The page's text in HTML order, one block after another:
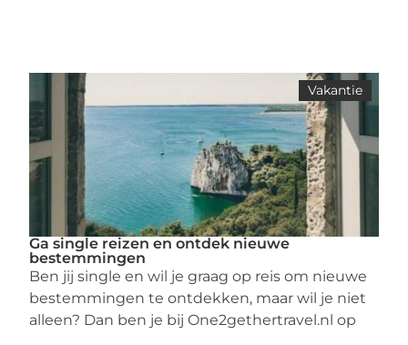
Vakantie
Ga single reizen en ontdek nieuwe
bestemmingen
Ben jij single en wil je graag op reis om nieuwe
bestemmingen te ontdekken, maar wil je niet
alleen? Dan ben je bij One2gethertravel.nl op